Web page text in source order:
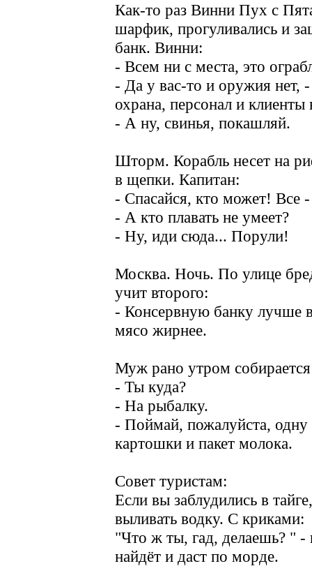
Как-то раз Винни Пух с
шарфик, прогуливались и
банк. Винни:
- Всем ни с места, это
- Да у вас-то и оружия нет, -
охрана, персонал и клиенты
- А ну, свинья, покашляй.
Шторм. Корабль несет на
в щепки. Капитан:
- Спасайся, кто может! Все
- А кто плавать не умеет?
- Ну, иди сюда... Порули!
Москва. Ночь. По улице
учит второго:
- Консервную банку лучше
мясо жирнее.
Муж рано утром
- Ты куда?
- На рыбалку.
- Поймай, пожалуйста,
картошки и пакет молока.
Совет туристам:
Если вы заблудились в
выливать водку. С криками:
"Что ж ты, гад, делаешь? " -
найдёт и даст по морде.